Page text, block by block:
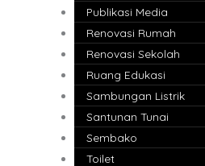
Publikasi Media
Renovasi Rumah
Renovasi Sekolah
Ruang Edukasi
Sambungan Listrik
Santunan Tunai
Sembako
Toilet